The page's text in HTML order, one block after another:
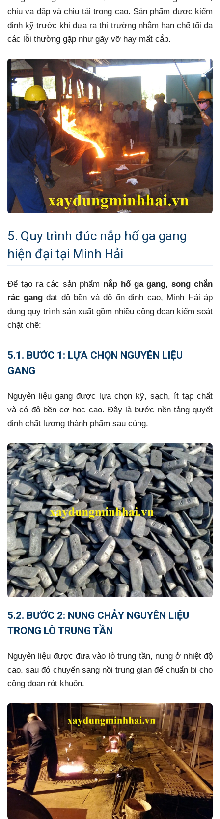
chịu va đập và chịu tải trọng cao. Sản phẩm được kiểm
định kỹ trước khi đưa ra thị trường nhằm hạn chế tối đa
các lỗi thường gặp như gãy vỡ hay mất cắp.
5. Quy trình đúc nắp hố ga gang
hiện đại tại Minh Hải
Để tạo ra các sản phẩm nắp hố ga gang, song chắn
rác gangđạt độ bền và độ ổn định cao, Minh Hải áp
dụng quy trình sản xuất gồm nhiều công đoạn kiểm soát
chặt chẽ:
5.1. BƯỚC 1: LỰA CHỌN NGUYÊN LIỆU
GANG
Nguyên liệu gang được lựa chọn kỹ, sạch, ít tạp chất
và có độ bền cơ học cao. Đây là bước nền tảng quyết
định chất lượng thành phẩm sau cùng.
5.2. BƯỚC 2: NUNG CHẢY NGUYÊN LIỆU
TRONG LÒ TRUNG TẦN
Nguyên liệu được đưa vào lò trung tần, nung ở nhiệt độ
cao, sau đó chuyển sang nồi trung gian để chuẩn bị cho
công đoạn rót khuôn.